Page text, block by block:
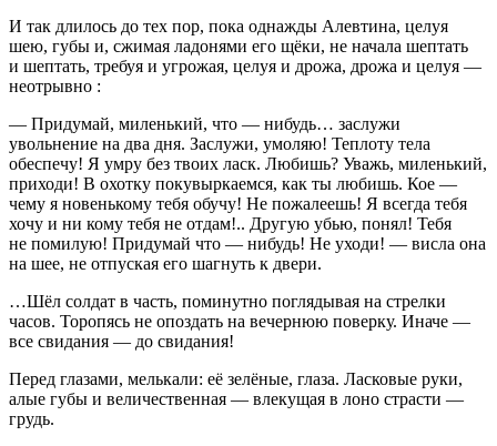
И так длилось до тех пор, пока однажды Алевтина, целуя
шею, губы и, сжимая ладонями его щёки, не начала шептать
и шептать, требуя и угрожая, целуя и дрожа, дрожа и целуя —
неотрывно :
— Придумай, миленький, что — нибудь… заслужи
увольнение на два дня. Заслужи, умоляю! Теплоту тела
обеспечу! Я умру без твоих ласк. Любишь? Уважь, миленький,
приходи! В охотку покувыркаемся, как ты любишь. Кое —
чему я новенькому тебя обучу! Не пожалеешь! Я всегда тебя
хочу и ни кому тебя не отдам!.. Другую убью, понял! Тебя
не помилую! Придумай что — нибудь! Не уходи! — висла она
на шее, не отпуская его шагнуть к двери.
…Шёл солдат в часть, поминутно поглядывая на стрелки
часов. Торопясь не опоздать на вечернюю поверку. Иначе —
все свидания — до свидания!
Перед глазами, мелькали: её зелёные, глаза. Ласковые руки,
алые губы и величественная — влекущая в лоно страсти —
грудь.